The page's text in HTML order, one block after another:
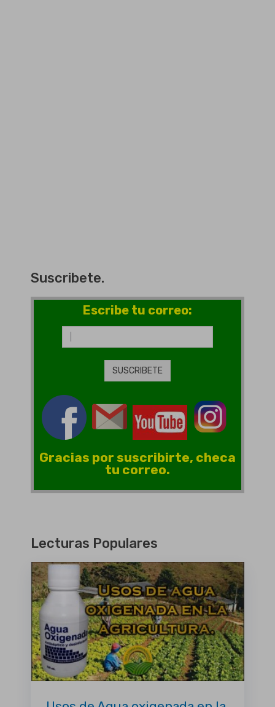
Suscribete.
Escribe tu correo:
Gracias por suscribirte, checa
tu correo.
Lecturas Populares